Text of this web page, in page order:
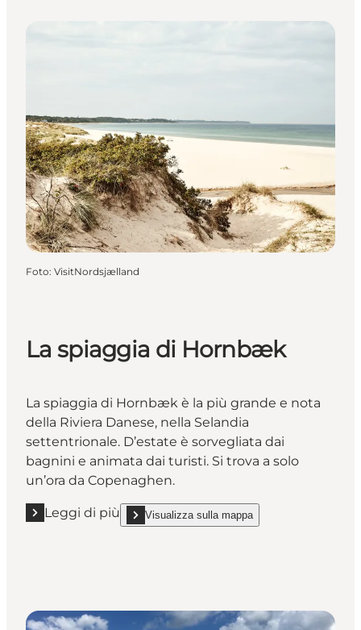
Foto: VisitNordsjælland
La spiaggia di Hornbæk
La spiaggia di Hornbæk è la più grande e nota
della Riviera Danese, nella Selandia
settentrionale. D’estate è sorvegliata dai
bagnini e animata dai turisti. Si trova a solo
un’ora da Copenaghen.
Leggi di più
Leggi di più "La spiaggia di Hornbæk"
Visualizza sulla mappa
show La spiaggia di Hornbæk on_map